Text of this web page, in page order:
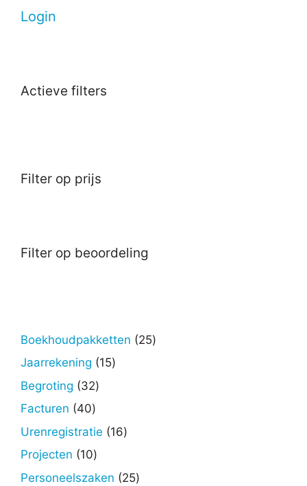
Login
Actieve filters
Filter op prijs
Filter op beoordeling
Boekhoudpakketten 2525
Jaarrekening 1515
Begroting 3232
Facturen 4040
producten
Urenregistratie 1616
Projecten 1010
producten
Personeelszaken 2525